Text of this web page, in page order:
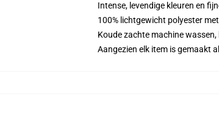
Intense, levendige kleuren en
100% lichtgewicht polyester
Koude zachte machine
Aangezien elk item is gemaakt